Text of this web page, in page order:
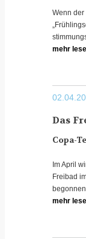
Wenn
mehr
Das
Copa-
Im April
Freibad
mehr